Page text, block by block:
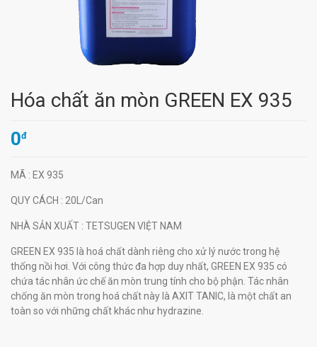
Hóa chất ăn mòn GREEN EX 935
0đ
MÃ : EX 935
QUY CÁCH : 20L/Can
NHÀ SẢN XUẤT : TETSUGEN VIỆT NAM
GREEN EX 935 là hoá chất dành riêng cho xử lý nước trong hệ
thống nồi hơi. Với công thức đa hợp duy nhất, GREEN EX 935 có
chứa tác nhân ức chế ăn mòn trung tính cho bộ phận. Tác nhân
chống ăn mòn trong hoá chất này là AXIT TANIC, là một chất an
toàn so với những chất khác như hydrazine.